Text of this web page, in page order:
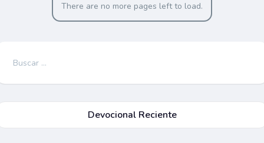
There are no more pages left to load.
Buscar:
Devocional Reciente